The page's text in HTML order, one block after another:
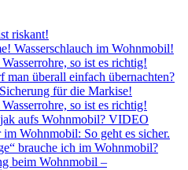
riskant!
Wasserschlauch im Wohnmobil!
so ist es richtig!
überall einfach übernachten?
für die Markise!
so ist es richtig!
aufs Wohnmobil? VIDEO
Wohnmobil: So geht es sicher.
brauche ich im Wohnmobil?
beim Wohnmobil –